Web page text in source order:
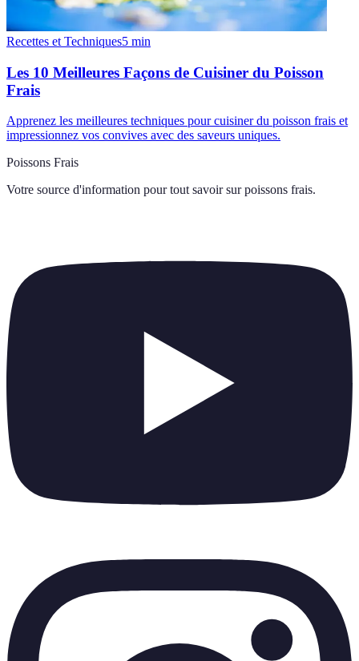
Recettes et Techniques5 min
Les 10 Meilleures Façons de Cuisiner du Poisson
Frais
Apprenez les meilleures techniques pour cuisiner du poisson frais et
impressionnez vos convives avec des saveurs uniques.
Poissons Frais
Votre source d'information pour tout savoir sur poissons frais.